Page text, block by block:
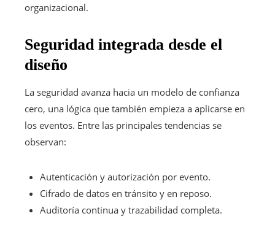
organizacional.
Seguridad integrada desde el
diseño
La seguridad avanza hacia un modelo de confianza
cero, una lógica que también empieza a aplicarse en
los eventos. Entre las principales tendencias se
observan:
Autenticación y autorización por evento.
Cifrado de datos en tránsito y en reposo.
Auditoría continua y trazabilidad completa.